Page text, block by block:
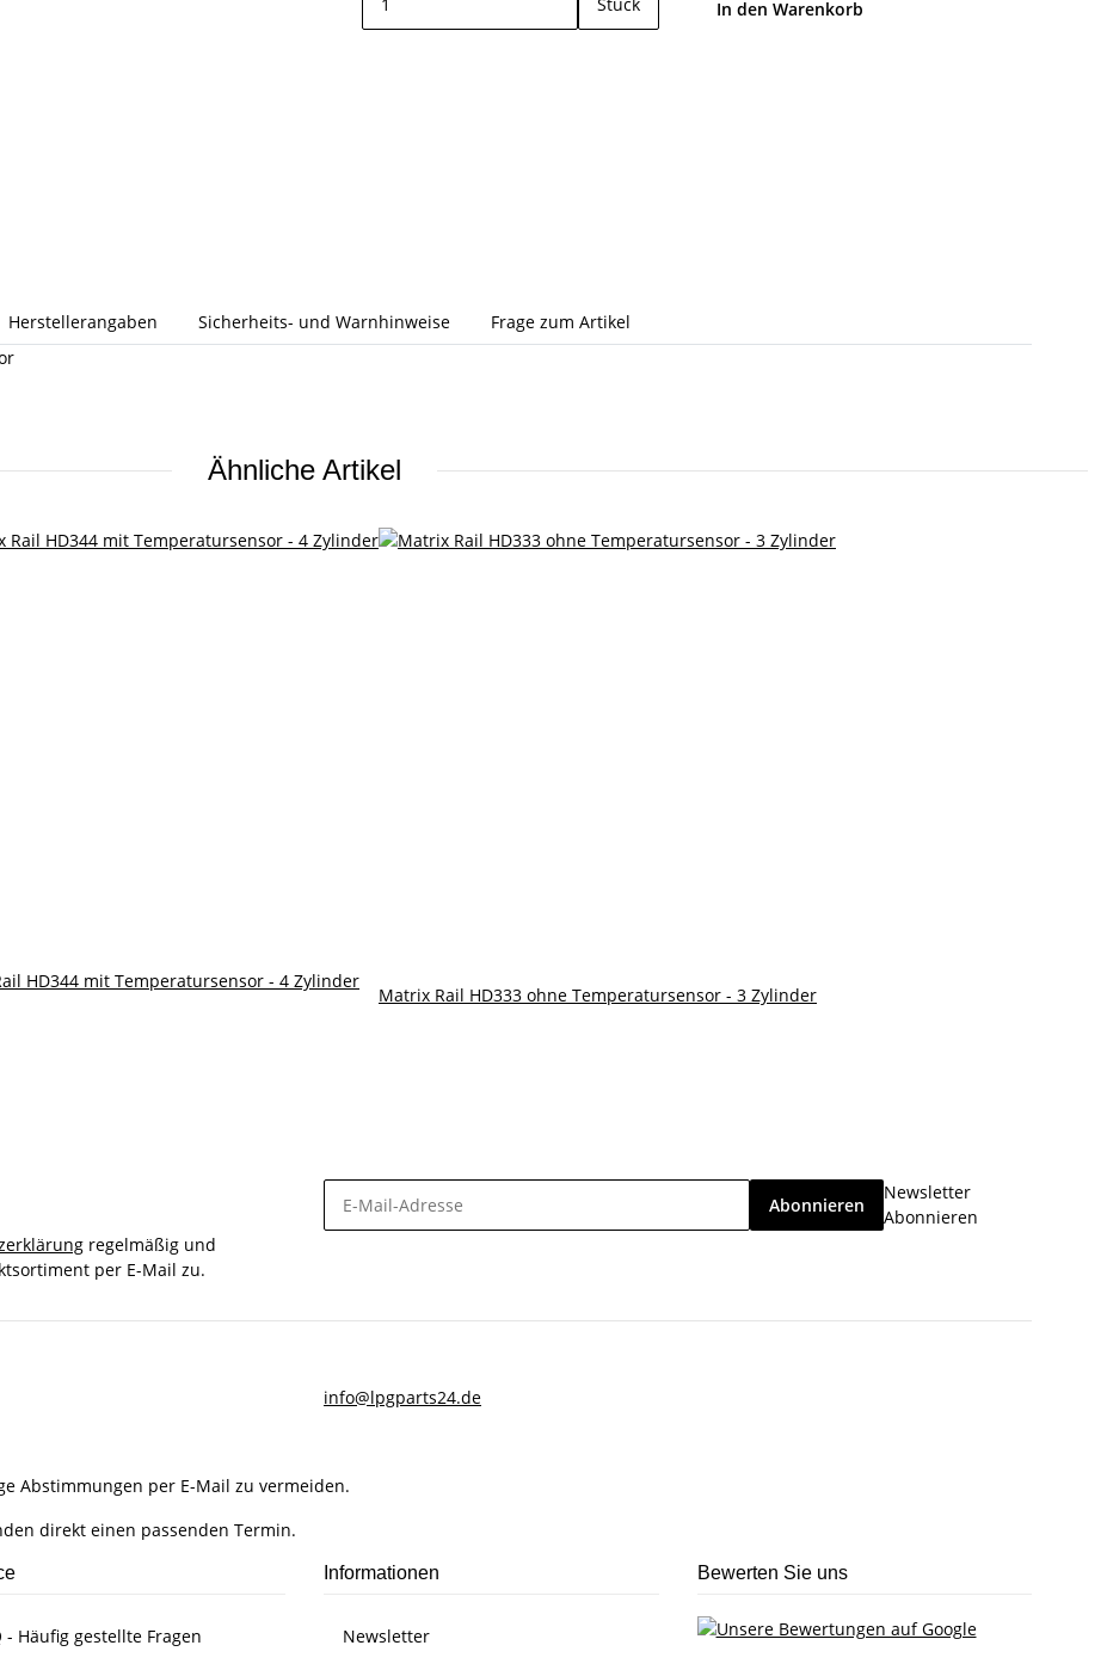
In den Warenkorb
Herstellerangaben Sicherheits- und Warnhinweise
Frage zum Artikel
Ähnliche Artikel
HD344 mit Temperatursensor - 4 Zylinder
Matrix Rail HD333 ohne Temperatursensor - 3 Zylinder
regelmäßig und
per E-Mail zu.
Abonnieren
Newsletter
Abonnieren
info@lpgparts24.de
Abstimmungen per E-Mail zu vermeiden.
direkt einen passenden Termin.
- Häufig gestellte Fragen
Informationen
Newsletter
Bewerten Sie uns